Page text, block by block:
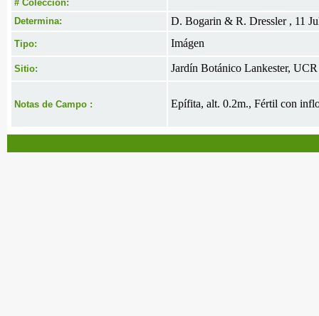
# Colección:
Determina:
D. Bogarin & R. Dressler , 11
Tipo: Imágen
Sitio: Jardín Botánico Lankester, UCR
Notas de Campo : Epífita, alt. 0.2m., Fértil con